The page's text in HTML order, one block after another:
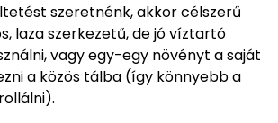
szeretnénk, akkor célszerű
laza szerkezetű, de jó víztartó
vagy egy-egy növényt a saját
a közös tálba (így könnyebb a